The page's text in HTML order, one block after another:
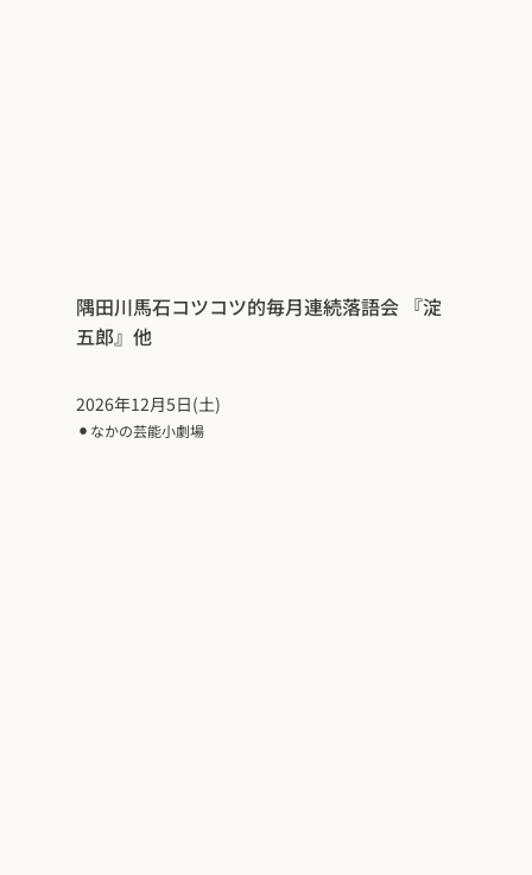
隅田川馬石コツコツ的毎月連続落語会 『淀
五郎』他
2026年12月5日(土)
なかの芸能小劇場
⚫︎